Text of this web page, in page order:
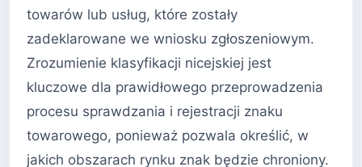
towarów lub usług, które zostały
zadeklarowane we wniosku zgłoszeniowym.
Zrozumienie klasyfikacji nicejskiej jest
kluczowe dla prawidłowego przeprowadzenia
procesu sprawdzania i rejestracji znaku
towarowego, ponieważ pozwala określić, w
jakich obszarach rynku znak będzie chroniony.